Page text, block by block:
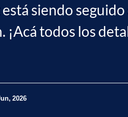
siendo
¡Acá todos los
2026